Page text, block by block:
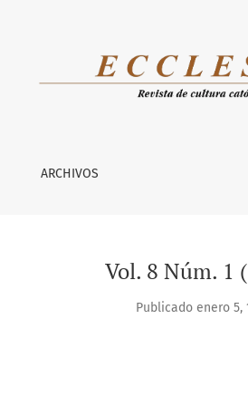
ARCHIVOS
Vol. 8 Núm. 1
Publicado enero 5,